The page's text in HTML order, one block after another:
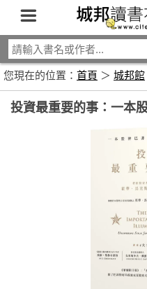
您現在的位置： 首頁 ＞ 城邦館
投資最重要的事：一本